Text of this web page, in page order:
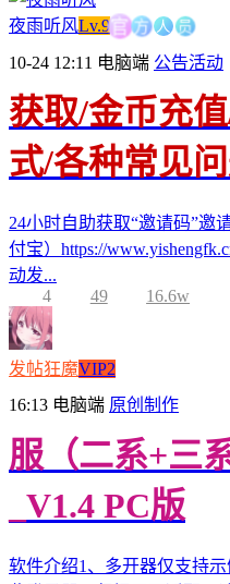
夜雨听风Lv.9官方人员
10-24 12:11 电脑端 公告活动
获取/金币充
式/各种常见
24小时自助获取“邀请码”邀
付宝）https://
动发...
4
49 16.6w
发帖狂魔VIP2
16:13 电脑端 原创制作
服（二系+三
_V1.4 PC版
软件介绍1、多开器仅支持